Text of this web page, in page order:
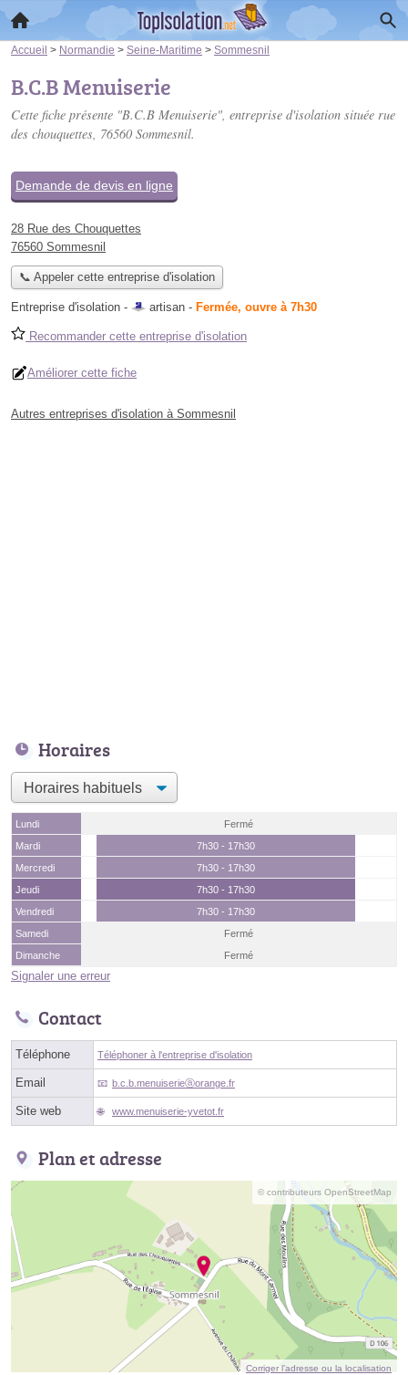
Accueil > Normandie > Seine-Maritime > Sommesnil
B.C.B Menuiserie
Cette fiche présente "B.C.B Menuiserie", entreprise d'isolation située rue
des chouquettes, 76560 Sommesnil.
Demande de devis en ligne
28 Rue des Chouquettes
76560 Sommesnil
📞 Appeler cette entreprise d'isolation
Entreprise d'isolation - artisan - Fermée, ouvre à 7h30
Recommander cette entreprise d'isolation
Améliorer cette fiche
Autres entreprises d'isolation à Sommesnil
Horaires
Lundi
Fermé
Mardi
7h30 - 17h30
Mercredi
7h30 - 17h30
Jeudi
7h30 - 17h30
Vendredi
7h30 - 17h30
Samedi
Fermé
Dimanche
Fermé
Signaler une erreur
Contact
Téléphone Téléphoner à l'entreprise d'isolation
Email b.c.b.menuiserieⓐorange.fr
Site web www.menuiserie-yvetot.fr
Plan et adresse
© contributeurs OpenStreetMap
Corriger l’adresse ou la localisation